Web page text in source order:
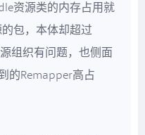
资源类的内存占用就
包，本体却超过
组织有问题，也侧面
的Remapper高占